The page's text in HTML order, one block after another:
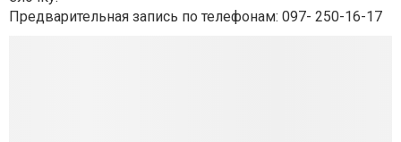
Предварительная запись по телефонам: 097- 250-16-17